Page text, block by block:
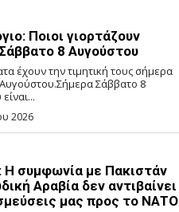
Ποιοι γιορτάζουν
8 Αυγούστου
έχουν την τιμητική τους σήμερα
Σάββατο 8
2026
Η συμφωνία με Πακιστάν
Αραβία δεν αντιβαίνει
μας προς το ΝΑΤΟ